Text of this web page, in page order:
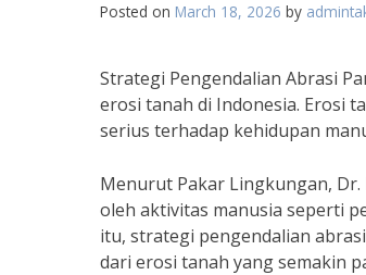
Posted on March 18, 2026 by
Strategi Pengendalian Abrasi
erosi tanah di Indonesia. Erosi
serius terhadap kehidupan
Menurut Pakar Lingkungan,
oleh aktivitas manusia seperti
itu, strategi pengendalian
dari erosi tanah yang semakin